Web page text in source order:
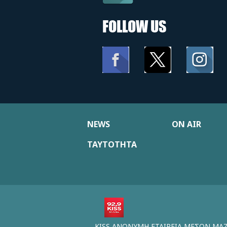
FOLLOW US
NEWS ON AIR
ΤΑΥΤΟΤΗΤΑ